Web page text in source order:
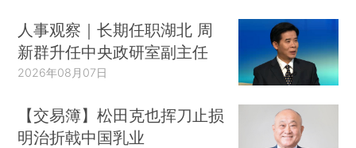
人事观察｜长期任职湖北 周
新群升任中央政研室副主任
2026年08月07日
【交易簿】松田克也挥刀止损
明治折戟中国乳业